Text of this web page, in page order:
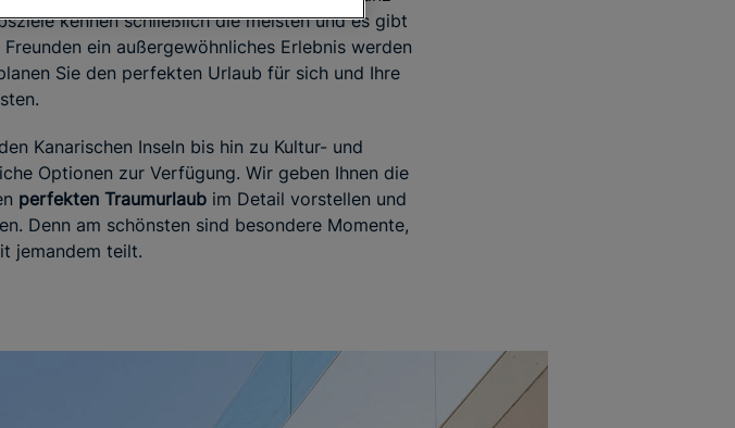
kennen schließlich die meisten und es gibt
ein außergewöhnliches Erlebnis werden
Sie den perfekten Urlaub für sich und Ihre
Kanarischen Inseln bis hin zu Kultur- und
Optionen zur Verfügung. Wir geben Ihnen die
perfekten Traumurlaubim Detail vorstellen und
Denn am schönsten sind besondere Momente,
jemandem teilt.